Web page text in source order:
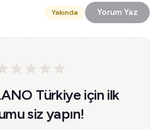
Yakında Yorum Yaz
Türkiye için ilk
siz yapın!